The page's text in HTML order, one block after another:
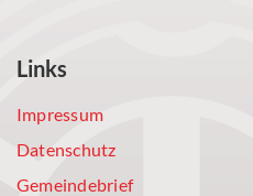
Links
Impressum
Datenschutz
Gemeindebrief